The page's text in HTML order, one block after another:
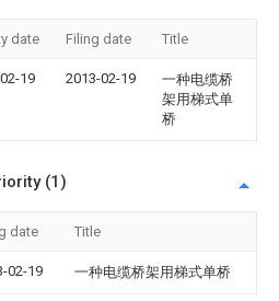
date Filing date Title
19 2013-02-19
一种电缆桥
架用梯式单
桥
(1)
date Title
02-19 一种电缆桥架用梯式单桥